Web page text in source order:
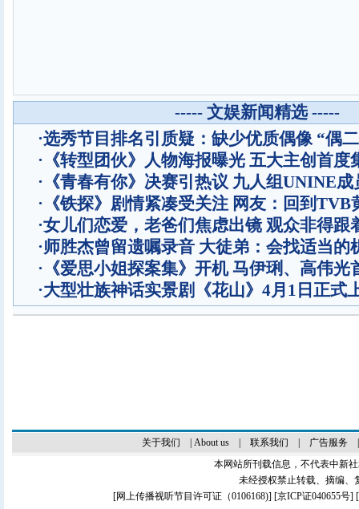
----- 文娱新闻精选 -----
·选秀节目排名引质疑：缺少优质偶像 “偶
· 《转型团伙》人物海报曝光 五大主创首度
· 《青春有你》决赛引热议 九人组UNINE成
· 《铁探》剧情紧凑受关注 网友：回到TVB
·女儿们恋爱，老爸们焦虑出镜 观众非得跟
·师胜杰曾留遗嘱录音 大徒弟：会找适当的
· 《爱思小姐探案集》开机 马伊琍、高伟光
·大型壮族神话实景剧《花山》4月1日正式
关于我们 About us| 联系我们 广告服务
本网站所刊载信息，不代表中新
未经授权禁止转载、摘编、
[网上传播视听节目许可证（0106168)] [京ICP证040655号]